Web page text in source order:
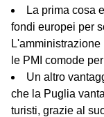
La prima cosa
fondi europei per
le PMI comode
Un altro
che la Puglia
turisti, grazie al